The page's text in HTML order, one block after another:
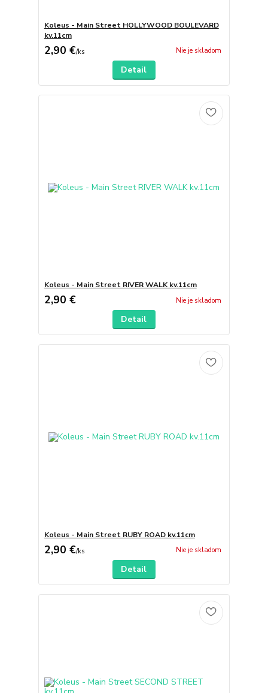
Koleus - Main Street HOLLYWOOD BOULEVARD
kv.11cm
2,90 €/ks Nie je skladom
Detail
Koleus - Main Street RIVER WALK kv.11cm
2,90 € Nie je skladom
Detail
Koleus - Main Street RUBY ROAD kv.11cm
2,90 €/ks Nie je skladom
Detail